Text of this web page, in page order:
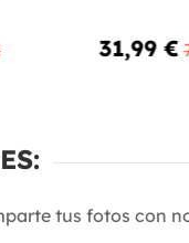
31,99 €
tus fotos con